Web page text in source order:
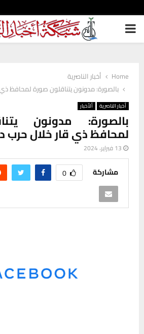
PRIMARY
Home
أخبار الناصرية
بالصورة: مدونون يتناقلون صورة لمحافظ
أخبار الناصرية ألأخبار
بالصورة: مدونون
لمحافظ ذي قار خلال
13 فبراير، 2024
مشاركة 0